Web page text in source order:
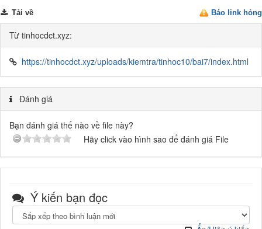
Báo link hỏng
Tải về
Từ tinhocdct.xyz:
https://tinhocdct.xyz/uploads/kiemtra/tinhoc10/bai7/index.html
Đánh giá
Bạn đánh giá thế nào về file này?
Hãy click vào hình sao để đánh giá File
Ý kiến bạn đọc